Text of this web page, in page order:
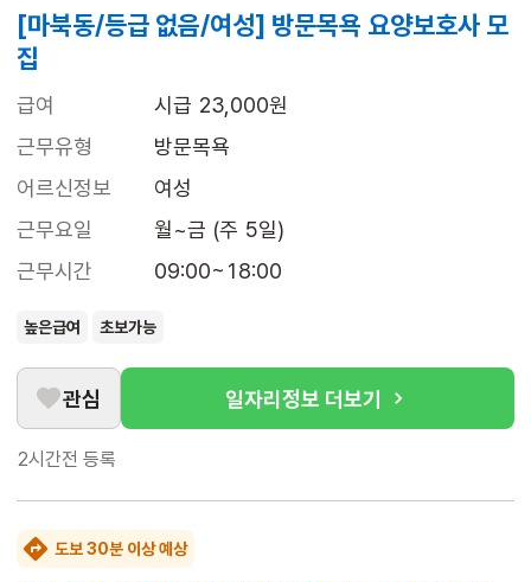
[마북동/등급 없음/여성] 방문목욕 요양보호사 모
집
급여
시급 23,000원
근무유형
방문목욕
어르신정보
여성
근무요일
월~금 (주 5일)
근무시간
09:00~18:00
높은급여 초보가능
관심 일자리정보 더보기
2시간전 등록
도보 30분 이상 예상